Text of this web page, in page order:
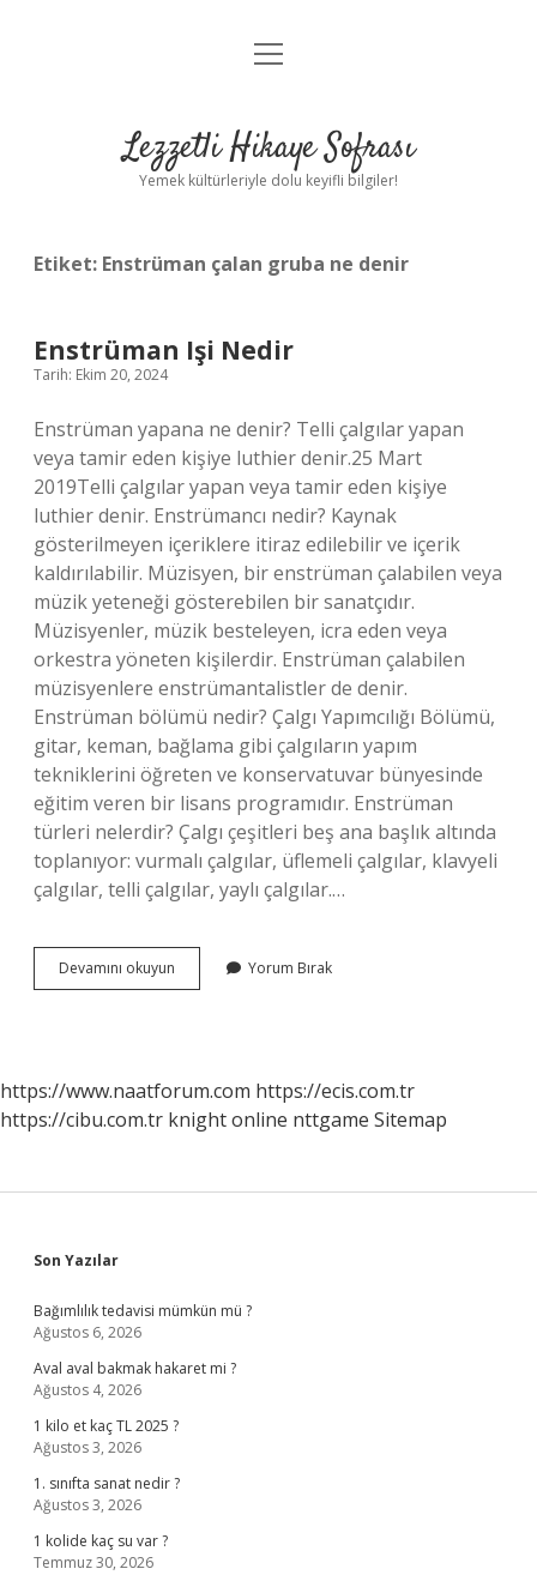
Anasayfa
Yasal Uyarı
menüyü
Lezzetli Hikaye Sofrası
Yemek kültürleriyle dolu keyifli bilgiler!
Etiket: Enstrüman çalan gruba ne denir
Enstrüman Işi Nedir
Tarih: Ekim 20, 2024
Enstrüman yapana ne denir? Telli çalgılar yapan
veya tamir eden kişiye luthier denir.25 Mart
2019Telli çalgılar yapan veya tamir eden kişiye
luthier denir. Enstrümancı nedir? Kaynak
gösterilmeyen içeriklere itiraz edilebilir ve içerik
kaldırılabilir. Müzisyen, bir enstrüman çalabilen veya
müzik yeteneği gösterebilen bir sanatçıdır.
Müzisyenler, müzik besteleyen, icra eden veya
orkestra yöneten kişilerdir. Enstrüman çalabilen
müzisyenlere enstrümantalistler de denir.
Enstrüman bölümü nedir? Çalgı Yapımcılığı Bölümü,
gitar, keman, bağlama gibi çalgıların yapım
tekniklerini öğreten ve konservatuvar bünyesinde
eğitim veren bir lisans programıdır. Enstrüman
türleri nelerdir? Çalgı çeşitleri beş ana başlık altında
toplanıyor: vurmalı çalgılar, üflemeli çalgılar, klavyeli
çalgılar, telli çalgılar, yaylı çalgılar.…
Devamını okuyun Enstrüman
Işi
Yorum Bırak
https://www.naatforum.com https://ecis.com.tr
https://cibu.com.tr knight online nttgame Sitemap
Sidebar
Son Yazılar
Bağımlılık tedavisi mümkün mü ?
Ağustos 6, 2026
Aval aval bakmak hakaret mi ?
Ağustos 4, 2026
1 kilo et kaç TL 2025 ?
Ağustos 3, 2026
1. sınıfta sanat nedir ?
Ağustos 3, 2026
1 kolide kaç su var ?
Temmuz 30, 2026